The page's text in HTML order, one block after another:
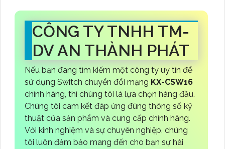
CÔNG TY TNHH TM-
DV AN THÀNH PHÁT
Nếu bạn đang tìm kiếm một công ty uy tín để
sử dụng Switch chuyển đổi mạng KX-CSW16
chính hãng, thì chúng tôi là lựa chọn hàng đầu.
Chúng tôi cam kết đáp ứng đúng thông số kỹ
thuật của sản phẩm và cung cấp chính hãng.
Với kinh nghiệm và sự chuyên nghiệp, chúng
tôi luôn đảm bảo mang đến cho bạn sự hài